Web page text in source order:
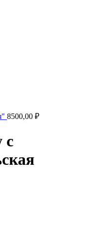
8500,00 ₽
с